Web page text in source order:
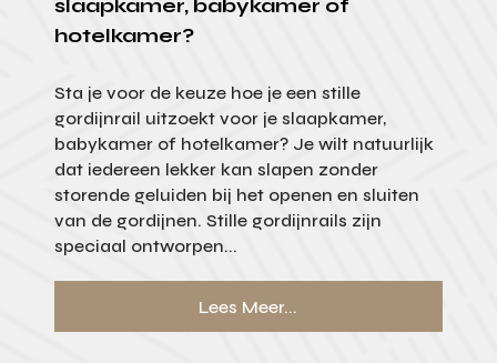
slaapkamer, babykamer of
hotelkamer?
Sta je voor de keuze hoe je een stille
gordijnrail uitzoekt voor je slaapkamer,
babykamer of hotelkamer? Je wilt natuurlijk
dat iedereen lekker kan slapen zonder
storende geluiden bij het openen en sluiten
van de gordijnen. Stille gordijnrails zijn
speciaal ontworpen...
Lees Meer...